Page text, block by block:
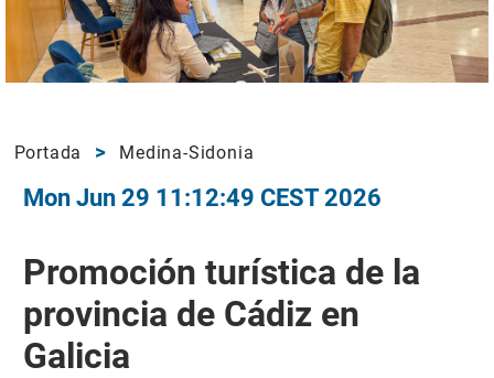
Portada Medina-Sidonia
Mon Jun 29 11:12:49 CEST 2026
Promoción turística de la
provincia de Cádiz en
Galicia